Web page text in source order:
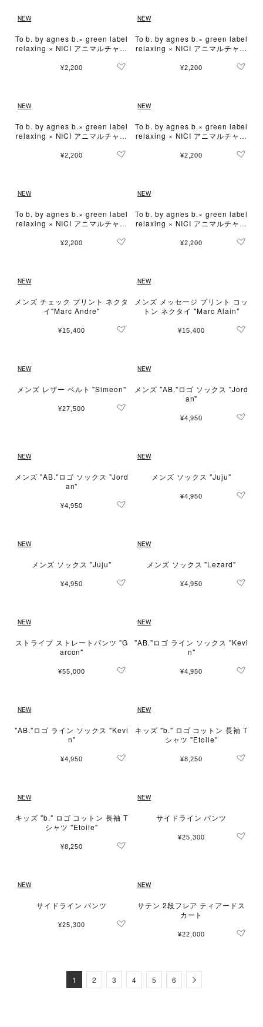
NEW
To b. by agnes b.× green label
relaxing × NICI アニマルチャー
¥2,200
NEW
To b. by agnes b.× green label
relaxing × NICI アニマルチャー
¥2,200
NEW
To b. by agnes b.× green label
relaxing × NICI アニマルチャー
¥2,200
NEW
To b. by agnes b.× green label
relaxing × NICI アニマルチャー
¥2,200
NEW
To b. by agnes b.× green label
relaxing × NICI アニマルチャー
¥2,200
NEW
To b. by agnes b.× green label
relaxing × NICI アニマルチャー
¥2,200
NEW
メンズ チェック プリント ネクタ
イ"Marc Andre"
¥15,400
NEW
メンズ メッセージ プリント コッ
トン ネクタイ "Marc Alain"
¥15,400
NEW
メンズ レザー ベルト "Simeon"
¥27,500
NEW
メンズ "AB."ロゴ ソックス "Jord
an"
¥4,950
NEW
メンズ "AB."ロゴ ソックス "Jord
an"
¥4,950
NEW
メンズ ソックス "Juju"
¥4,950
NEW
メンズ ソックス "Juju"
¥4,950
NEW
メンズ ソックス "Lezard"
¥4,950
NEW
ストライプ ストレートパンツ "G
arcon"
¥55,000
NEW
"AB."ロゴ ライン ソックス "Kevi
n"
¥4,950
NEW
"AB."ロゴ ライン ソックス "Kevi
n"
¥4,950
NEW
キッズ "b." ロゴ コットン 長袖 T
シャツ "Etoile"
¥8,250
NEW
キッズ "b." ロゴ コットン 長袖 T
シャツ "Etoile"
¥8,250
NEW
サイドライン パンツ
¥25,300
NEW
サイドライン パンツ
¥25,300
NEW
サテン 2段フレア ティアードス
カート
¥22,000
1 2 3 4 5 6 Next